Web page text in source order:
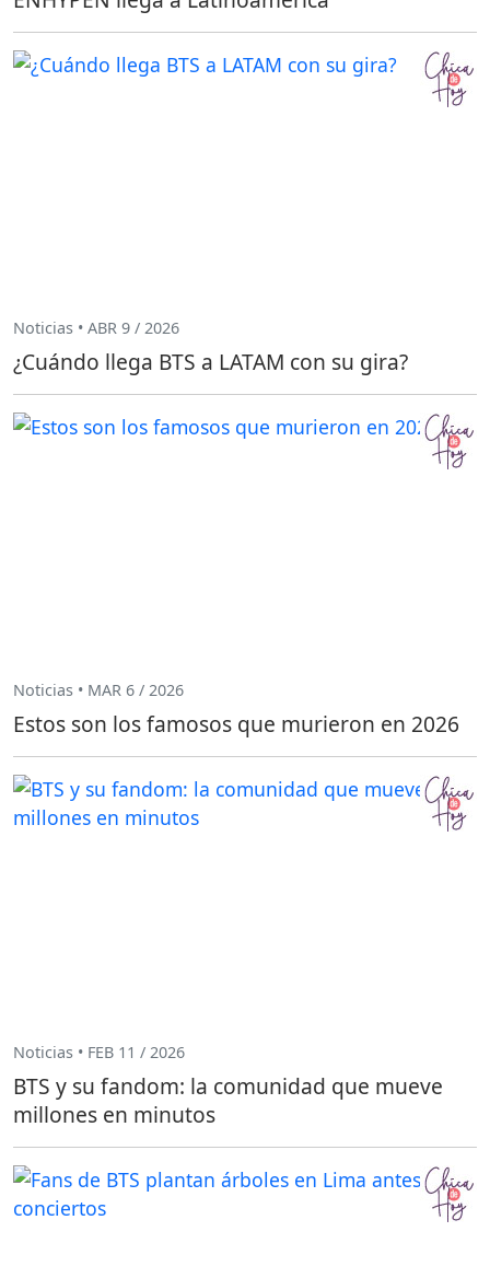
Noticias • ABR 9 / 2026
¿Cuándo llega BTS a LATAM con su gira?
Noticias • MAR 6 / 2026
Estos son los famosos que murieron en 2026
Noticias • FEB 11 / 2026
BTS y su fandom: la comunidad que mueve
millones en minutos